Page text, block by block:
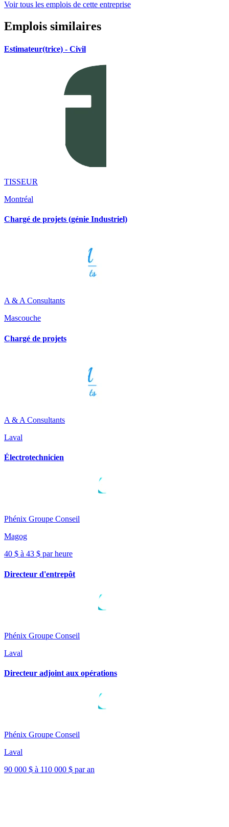
Voir tous les emplois de cette entreprise
Emplois similaires
Estimateur(trice) - Civil
TISSEUR
Montréal
Chargé de projets (génie Industriel)
A & A Consultants
Mascouche
Chargé de projets
A & A Consultants
Laval
Électrotechnicien
Phénix Groupe Conseil
Magog
40 $ à 43 $ par heure
Directeur d'entrepôt
Phénix Groupe Conseil
Laval
Directeur adjoint aux opérations
Phénix Groupe Conseil
Laval
90 000 $ à 110 000 $ par an